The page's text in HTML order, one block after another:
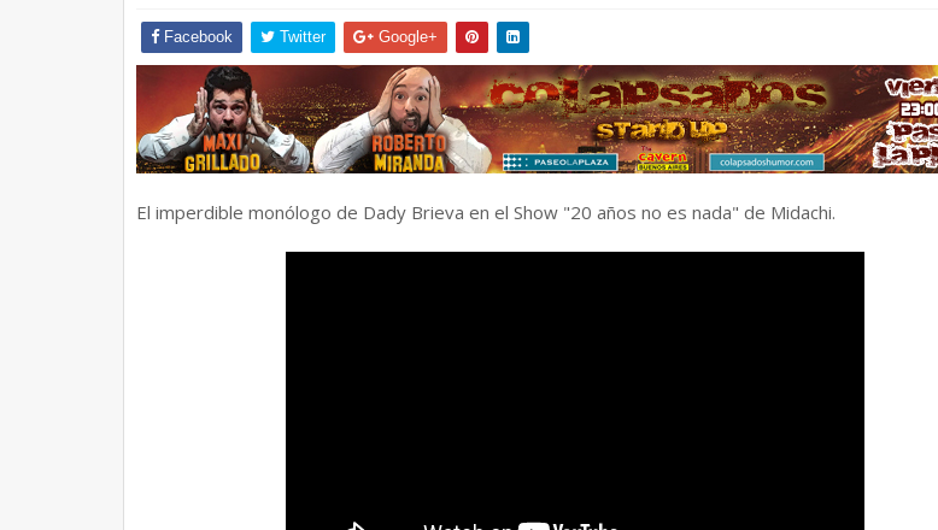
Facebook Twitter Google+
El imperdible monólogo de Dady Brieva en el Show "20 años no es nada" de Midachi.